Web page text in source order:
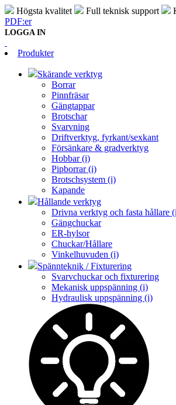
Högsta kvalitet Full teknisk support
PDF:er
LOGGA IN
Produkter
Skärande verktyg
Borrar
Pinnfräsar
Gängtappar
Brotschar
Svarvning
Driftverktyg, fyrkant/sexkant
Försänkare & gradverktyg
Hobbar (i)
Pipborrar (i)
Brotschsystem (i)
Kapande
Hållande verktyg
Drivna verktyg och fasta hållare
Gängchuckar
ER-hylsor
Chuckar/Hållare
Vinkelhuvuden (i)
Spännteknik / Fixturering
Svarvchuckar och fixturering
Mekanisk uppspänning (i)
Hydraulisk uppspänning (i)